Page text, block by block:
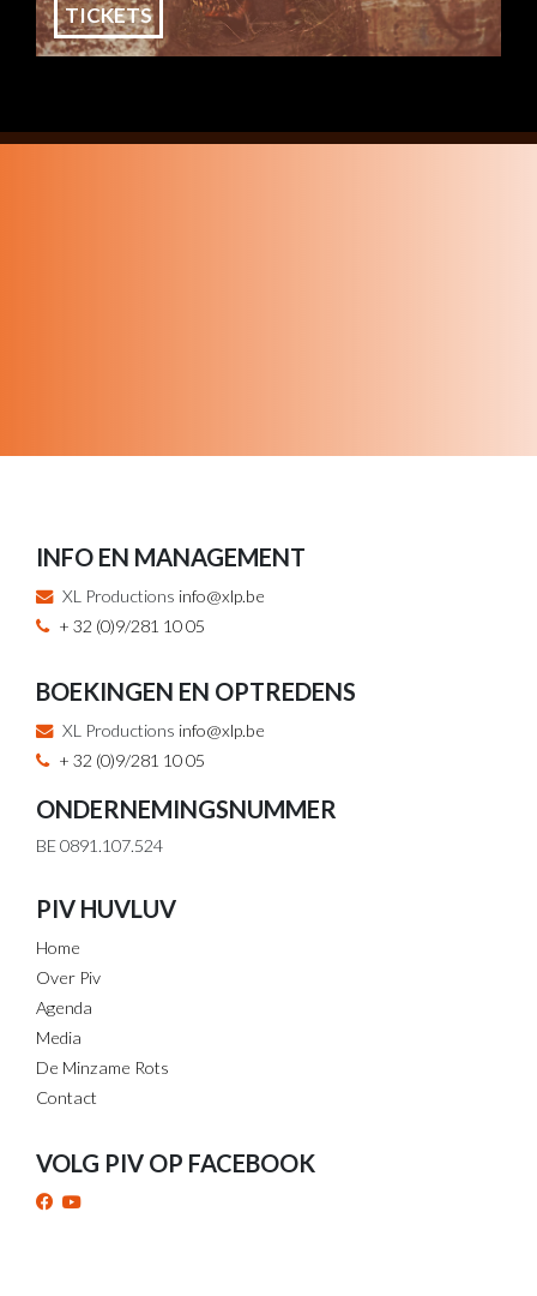
TICKETS
INFO EN MANAGEMENT
XL Productions info@xlp.be
+ 32 (0)9/281 10 05
BOEKINGEN EN OPTREDENS
XL Productions info@xlp.be
+ 32 (0)9/281 10 05
ONDERNEMINGSNUMMER
BE 0891.107.524
PIV HUVLUV
Home
Over Piv
Agenda
Media
De Minzame Rots
Contact
VOLG PIV OP FACEBOOK